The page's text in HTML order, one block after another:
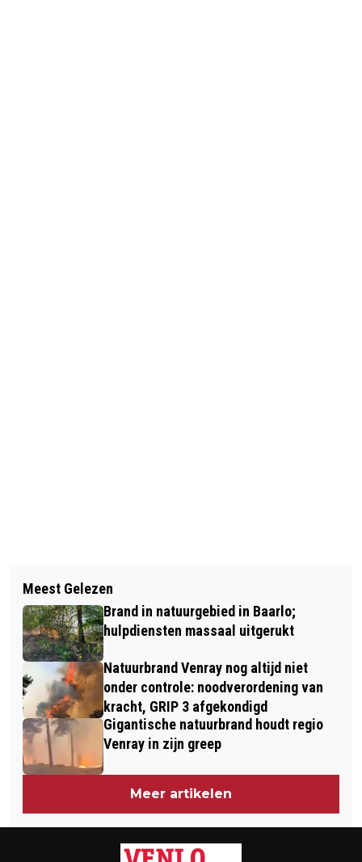
ZWERFAFVALOPRUIMGROEP WINT
DUURZAAMHEIDSPRIJS VOOR
ZWERFAFVALPROJECT IN VENLO-
NOORD
FORSE STIJGING VAN BOETES VOOR
RIJDEN ONDER INVLOED IN VENLO
Meest Gelezen
Brand in natuurgebied in Baarlo;
hulpdiensten massaal uitgerukt
Natuurbrand Venray nog altijd niet
onder controle: noodverordening van
kracht, GRIP 3 afgekondigd
Gigantische natuurbrand houdt regio
Venray in zijn greep
Meer artikelen